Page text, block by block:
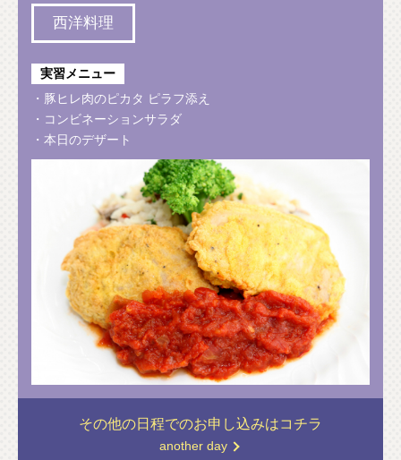
西洋料理
実習メニュー
・豚ヒレ肉のピカタ ピラフ添え
・コンビネーションサラダ
・本日のデザート
その他の日程でのお申し込みはコチラ
another day